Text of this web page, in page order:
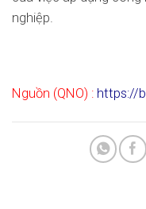
nghiệp.
Nguồn (QNO) : https://